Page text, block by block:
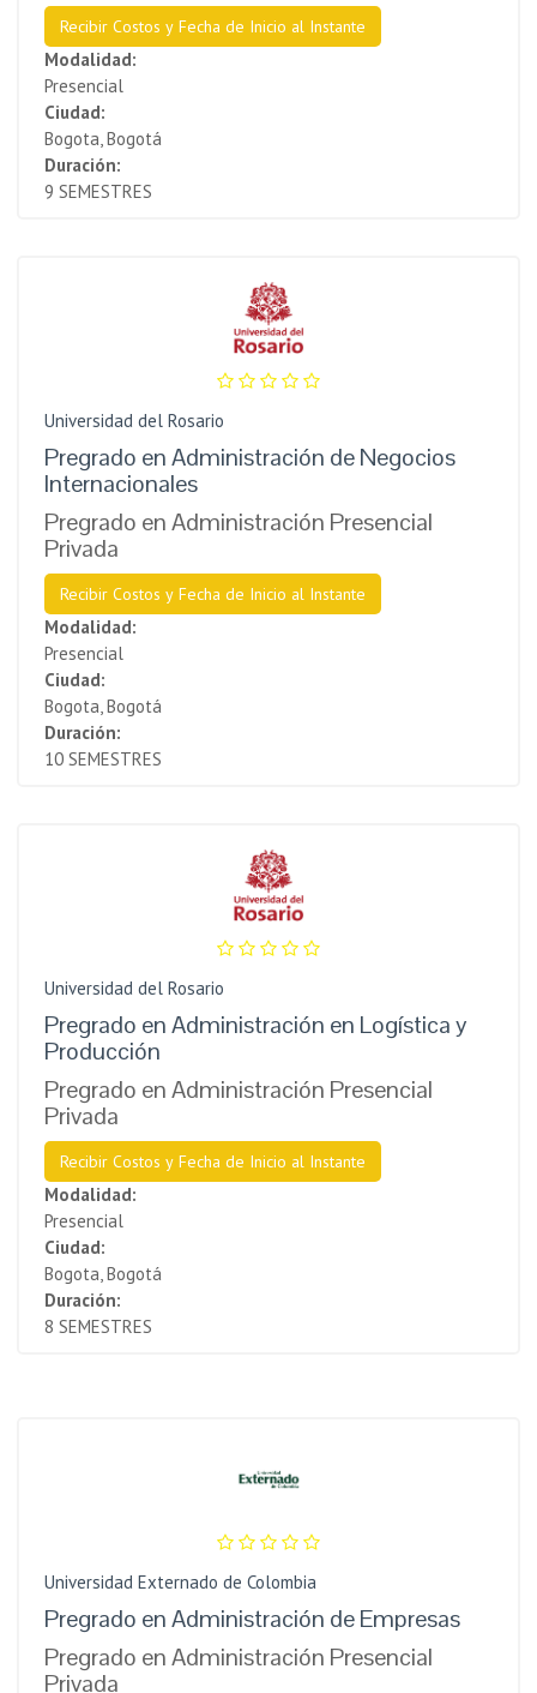
Recibir Costos y Fecha de Inicio al Instante
Modalidad:
Presencial
Ciudad:
Bogota, Bogotá
Duración:
9 SEMESTRES
Universidad del Rosario
Pregrado en Administración de Negocios
Internacionales
Pregrado en Administración Presencial
Privada
Recibir Costos y Fecha de Inicio al Instante
Modalidad:
Presencial
Ciudad:
Bogota, Bogotá
Duración:
10 SEMESTRES
Universidad del Rosario
Pregrado en Administración en Logística y
Producción
Pregrado en Administración Presencial
Privada
Recibir Costos y Fecha de Inicio al Instante
Modalidad:
Presencial
Ciudad:
Bogota, Bogotá
Duración:
8 SEMESTRES
Universidad Externado de Colombia
Pregrado en Administración de Empresas
Pregrado en Administración Presencial
Privada